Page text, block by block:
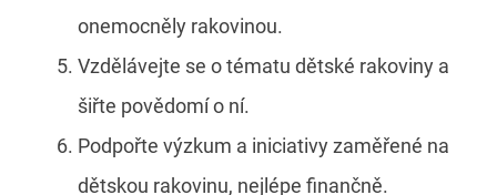
onemocněly rakovinou.
Vzdělávejte se o tématu dětské rakoviny a
šiřte povědomí o ní.
Podpořte výzkum a iniciativy zaměřené na
dětskou rakovinu, nejlépe finančně.